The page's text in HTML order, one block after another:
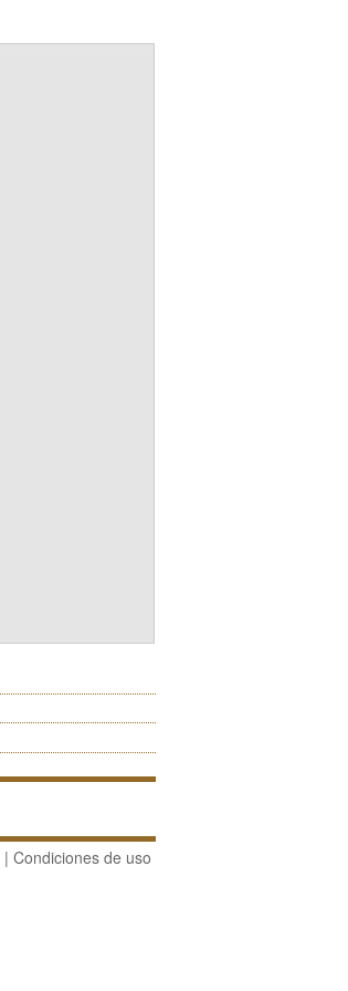
| Condiciones de uso